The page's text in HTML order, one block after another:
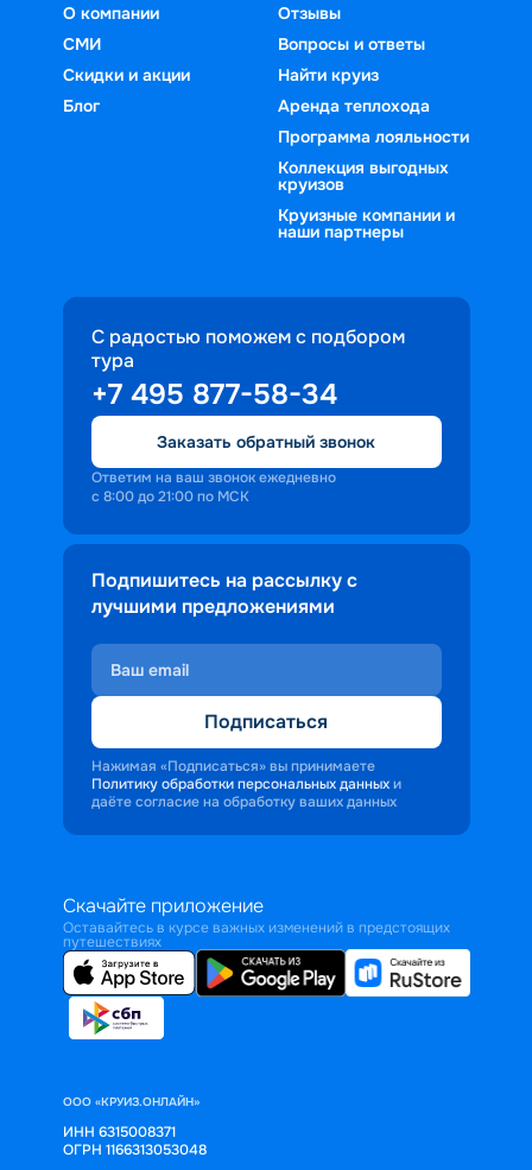
О компании
СМИ
Скидки и акции
Блог
Отзывы
Вопросы и ответы
Найти круиз
Аренда теплохода
Программа лояльности
Коллекция выгодных
круизов
Круизные компании и
наши партнеры
С радостью поможем с подбором
тура
+7 495 877-58-34
Заказать обратный звонок
Ответим на ваш звонок ежедневно
с 8:00 до 21:00 по МСК
Подпишитесь на рассылку с
лучшими предложениями
Подписаться
Нажимая «Подписаться» вы принимаете
Политику обработки персональных данных и
даёте согласие на обработку ваших данных
Скачайте приложение
Оставайтесь в курсе важных изменений в предстоящих
путешествиях
ООО «КРУИЗ.ОНЛАЙН»
ИНН 6315008371
ОГРН 1166313053048